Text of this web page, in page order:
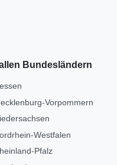
Bundesländern
Vorpommern
Westfalen
Pfalz